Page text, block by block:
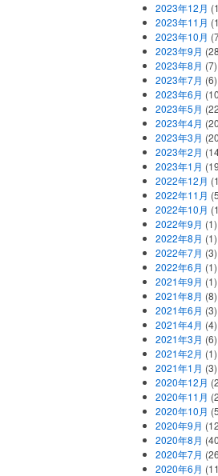
2023年12月
2023年11月
2023年10月
2023年9月
2023年8月 (7)
2023年7月 (6)
2023年6月
2023年5月
2023年4月
2023年3月
2023年2月
2023年1月
2022年12月
2022年11月
2022年10月
2022年9月 (1)
2022年8月 (1)
2022年7月 (3)
2022年6月 (1)
2021年9月 (1)
2021年8月 (8)
2021年6月 (3)
2021年4月 (4)
2021年3月 (6)
2021年2月 (1)
2021年1月 (3)
2020年12月
2020年11月
2020年10月
2020年9月
2020年8月
2020年7月
2020年6月